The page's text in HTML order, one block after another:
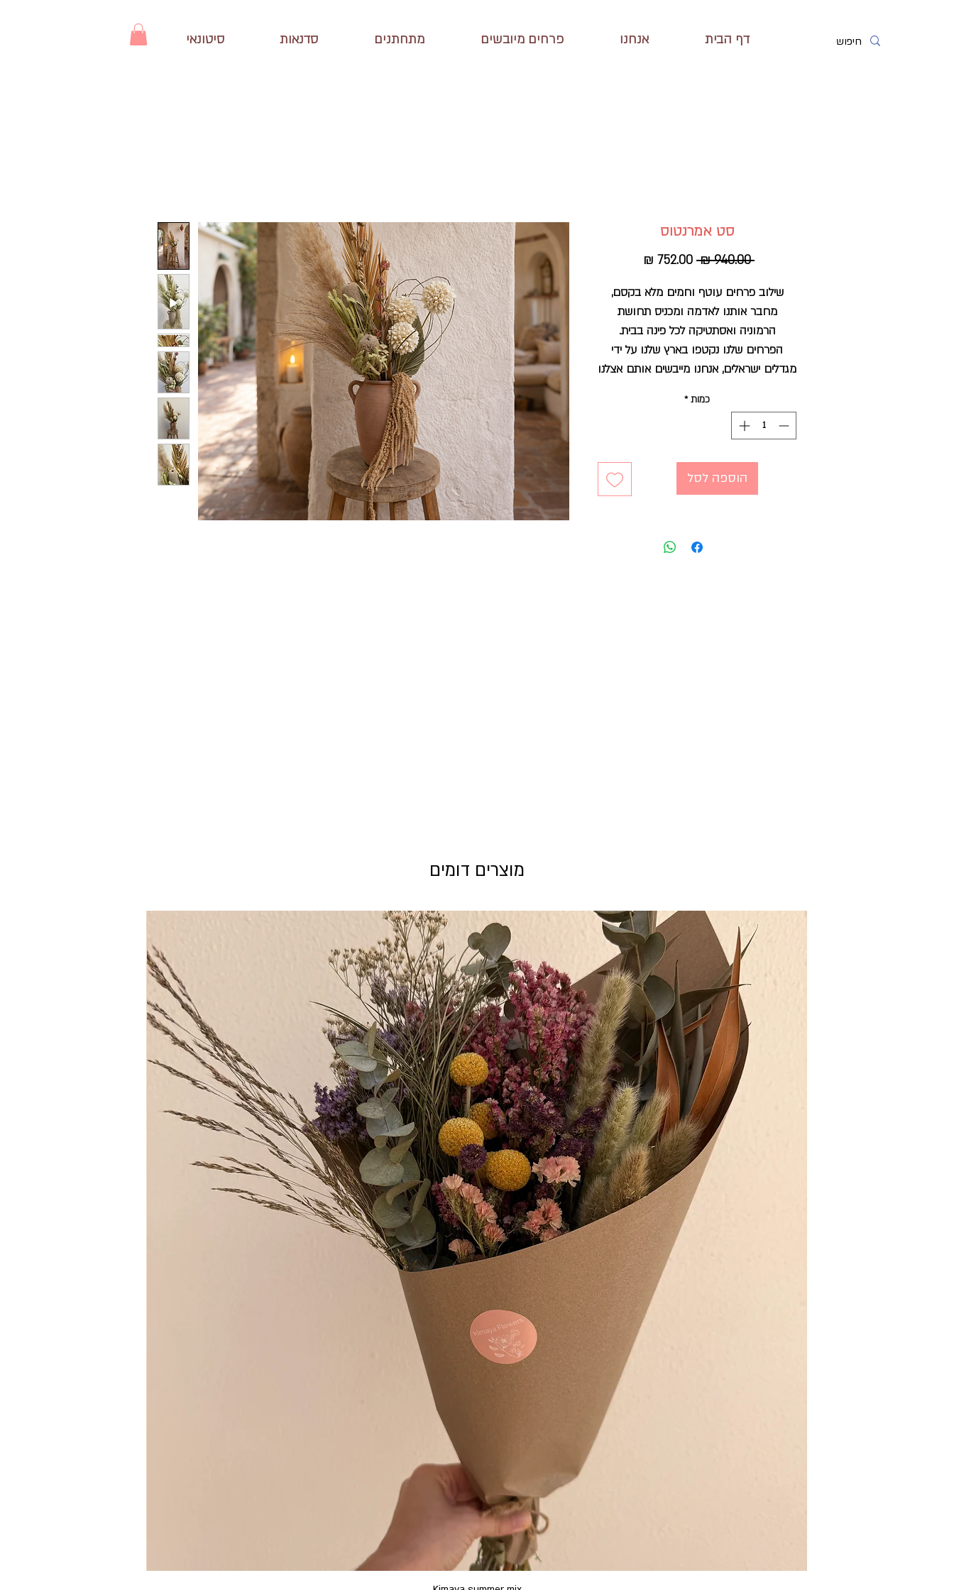
דף הבית אנחנו פרחים מיובשים מתחתנים סדנאות סיטונאי
סט אמרנטוס
‏940.00 ‏₪
מחיר
שילוב פרחים עוטף וחמים מלא בקסם,
מחבר אותנו לאדמה ומכניס תחושת
הרמוניה ואסתטיקה לכל פינה בבית.
הפרחים שלנו נקטפו בארץ שלנו על ידי
מגדלים ישראלים, אנחנו מייבשים אותם אצלנו
וחומרים מלאכותיים.
הפרחים הם חומר גלם אורגני, מתכלה,
נשמרים זמן רב בין חודשים לשנים בהתאם
לסוג הפרח .
כמות *
הוספה לסל
מוצרים דומים